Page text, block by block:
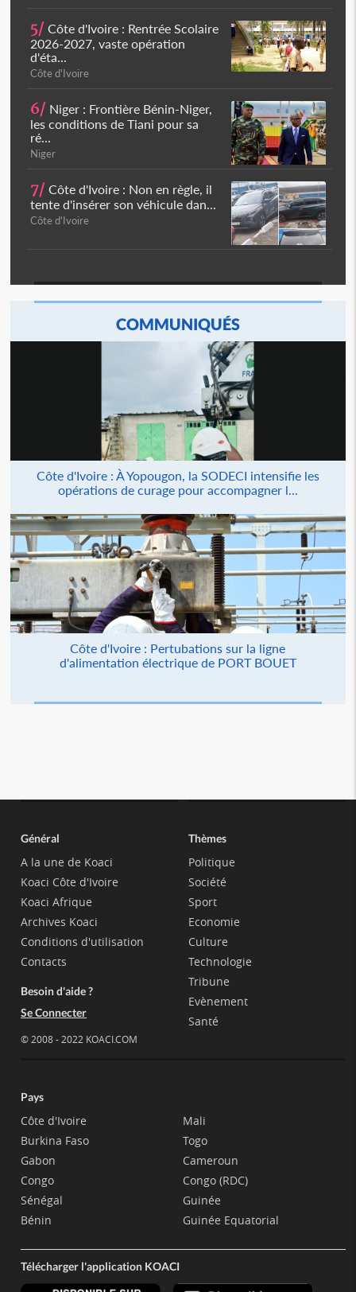
5/ Côte d'Ivoire : Rentrée Scolaire
2026-2027, vaste opération
d'éta...
Côte d'Ivoire
6/ Niger : Frontière Bénin-Niger,
les conditions de Tiani pour sa
ré...
Niger
7/ Côte d'Ivoire : Non en règle, il
tente d'insérer son véhicule dan...
Côte d'Ivoire
COMMUNIQUÉS
Côte d'Ivoire : À Yopougon, la SODECI intensifie les
opérations de curage pour accompagner l...
Côte d'Ivoire : Pertubations sur la ligne
d'alimentation électrique de PORT BOUET
Général
A la une de Koaci
Koaci Côte d'Ivoire
Koaci Afrique
Archives Koaci
Conditions d'utilisation
Contacts
Besoin d'aide ?
Se Connecter
© 2008 - 2022 KOACI.COM
Thèmes
Politique
Société
Sport
Economie
Culture
Technologie
Tribune
Evènement
Santé
Pays
Côte d'Ivoire
Burkina Faso
Gabon
Congo
Sénégal
Bénin
Mali
Togo
Cameroun
Congo (RDC)
Guinée
Guinée Equatorial
Télécharger l'application KOACI